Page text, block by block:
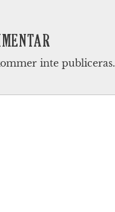
inte publiceras.